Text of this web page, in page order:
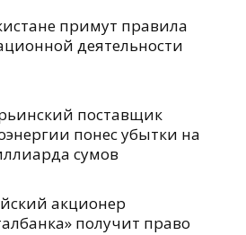
примут правила
деятельности
поставщик
понес убытки на
сумов
акционер
получит право